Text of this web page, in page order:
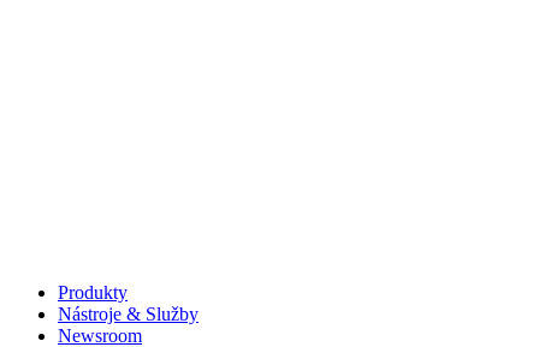
Produkty
Nástroje & Služby
Newsroom